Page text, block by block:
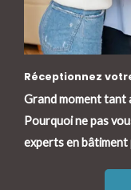
Réceptionnez
Grand moment tant
Pourquoi ne pas
experts en bâtiment